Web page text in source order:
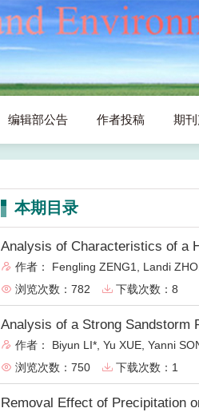
编辑部公告 作者投稿 期
本期目录
Analysis of Characteristics of a
 作者： Fengling ZENG1, Landi
 浏览次数：782 下载次数：8
Analysis of a Strong Sandstorm
 作者： Biyun LI*, Yu XUE, Yanni
 浏览次数：750 下载次数：1
Removal Effect of Precipitation